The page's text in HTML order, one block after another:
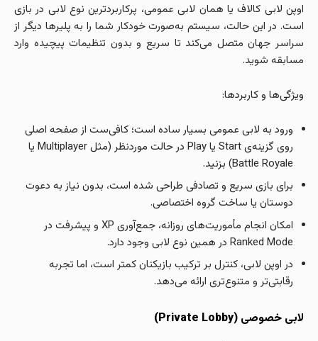
اوپن لابی کالاف یا همان لابی عمومی، پرکاربردترین نوع لابی در بازی
است. در این حالت، سیستم به‌صورت خودکار شما را به پلیرها دیگر از
سراسر جهان متصل می‌کند تا سریع و بدون تنظیمات پیچیده وارد
مسابقه شوید.
ویژگی‌ها و کاربردها:
ورود به لابی عمومی بسیار ساده است؛ کافی‌ست از صفحه اصلی
روی گزینه‌ی Start یا Play در حالت موردنظر (مثل Multiplayer یا
Battle Royale) بزنید.
برای بازی سریع و تصادفی طراحی شده است، بدون نیاز به دعوت
دوستان یا ساخت گروه اختصاصی.
امکان انجام مأموریت‌های روزانه، جمع‌آوری XP و پیشرفت در
Ranked Mode در همین نوع لابی وجود دارد.
در اوپن لابی، کنترل بر ترکیب بازیکنان کمتر است، اما تجربه
رقابتی‌تر و متنوع‌تری ارائه می‌دهد.
لابی خصوصی (Private Lobby)